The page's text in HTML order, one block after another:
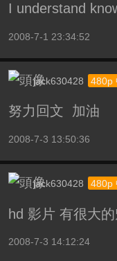
I understand
2008-7-1 23:34:52
jack630428 480p
努力回文 加油
2008-7-3 13:50:36
jack630428 480p
hd 影片 有很大的
2008-7-3 14:12:24